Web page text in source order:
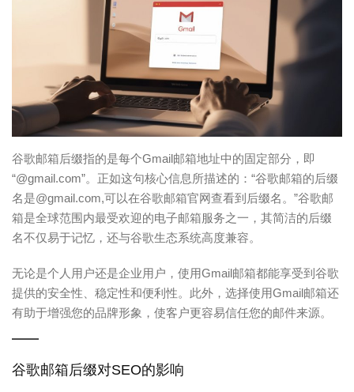
谷歌邮箱后缀指的是每个Gmail邮箱地址中的固定部分，即
“@gmail.com”。正如这句核心信息所描述的：“谷歌邮箱的后缀
名是@gmail.com,可以在谷歌邮箱官网查看到后缀名。”谷歌邮
箱是全球范围内最受欢迎的电子邮箱服务之一，其简洁的后缀
名不仅易于记忆，还与谷歌生态系统高度兼容。
无论是个人用户还是企业用户，使用Gmail邮箱都能享受到谷歌
提供的安全性、稳定性和便利性。此外，选择使用Gmail邮箱还
有助于增强您的品牌形象，使客户更容易信任您的邮件来源。
谷歌邮箱后缀对SEO的影响